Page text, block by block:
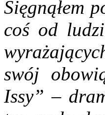
Sięgnąłem
coś od
swój
Issy” –